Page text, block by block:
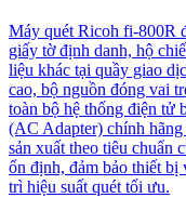
Máy quét Ricoh fi-800R
giấy tờ định danh, hộ
liệu khác tại quầy giao
cao, bộ nguồn đóng vai
toàn bộ hệ thống điện tử
(AC Adapter) chính
sản xuất theo tiêu chuẩn
ổn định, đảm bảo thiết bị
trì hiệu suất quét tối ưu.